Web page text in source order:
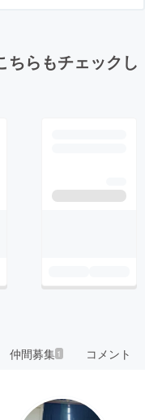
ちらもチェックし
仲間募集 1 コメント